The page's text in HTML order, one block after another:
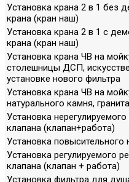
Установка крана 2 в 1 без
крана (кран наш)
Установка крана 2 в 1 с
крана (кран наш)
Установка крана ЧВ на
столешницы ДСП,
установке нового фильтра
Установка крана ЧВ на
натурального камня, гранита
Установка
клапана (клапан+работа)
Установка повысительного
Установка регулируемого
клапана (клапан + работа)
Установка фильтра для